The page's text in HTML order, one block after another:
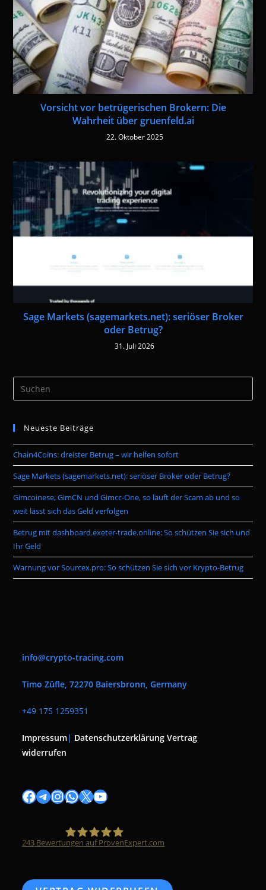
Vorsicht vor betrügerischen Brokern: Die
Wahrheit über gruenfeld.ai
22. Oktober 2025
Sage Markets (sagemarkets.net): seriöser Broker
oder Betrug?
31. Juli 2026
the
Neueste Beiträge
Chain4Coins: dreister Betrug – wir helfen sofort
Sage Markets (sagemarkets.net): seriöser Broker oder Betrug?
Gimcoinese, GimCN und Gimcc-One, so läuft der Scam ab und so
weit lässt sich das Geld verfolgen
Betrug mit dashboard.exeter-trade.online: So schützen Sie sich und
Ihr Geld
Warnung vor Sourcex.pro: So schützen Sie sich vor Krypto-Betrug
info@crypto-tracing.com
Timo Züfle, 72270 Baiersbronn, Germany
+49 175 1259351
Impressum| Datenschutzerklärung Vertrag
widerrufen
Facebook
Telegram
Instagram
WhatsApp
X YouTube
243 Bewertungen auf ProvenExpert.com